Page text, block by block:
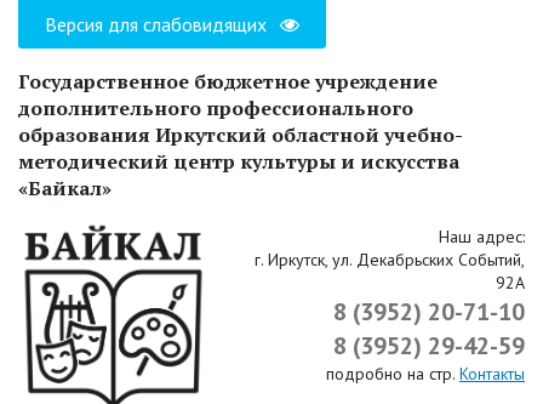
Версия для слабовидящих
Государственное бюджетное учреждение
дополнительного профессионального
образования Иркутский областной учебно-
методический центр культуры и искусства
«Байкал»
Наш адрес:
г. Иркутск, ул. Декабрьских Событий,
92А
8 (3952) 20-71-10
8 (3952) 29-42-59
подробно на стр. Контакты